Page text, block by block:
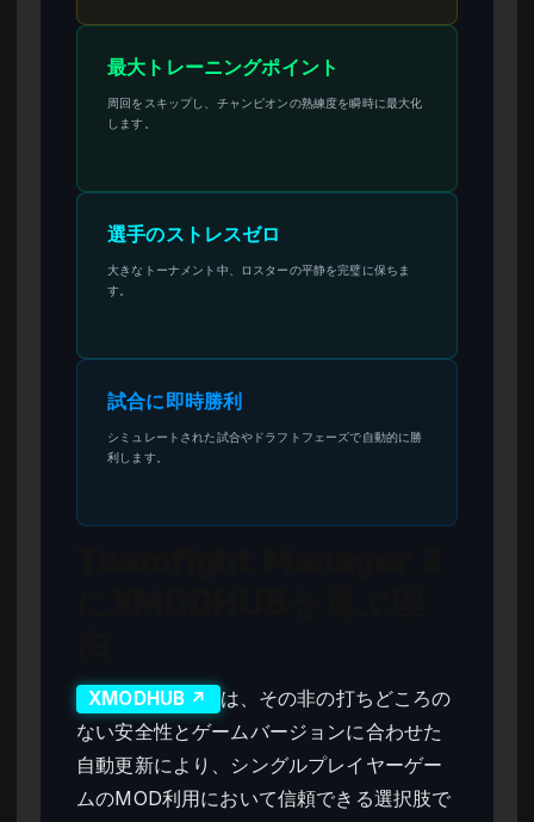
最大トレーニングポイント
周回をスキップし、チャンピオンの熟練度を瞬時に最大化
します。
選手のストレスゼロ
大きなトーナメント中、ロスターの平静を完璧に保ちま
す。
試合に即時勝利
シミュレートされた試合やドラフトフェーズで自動的に勝
利します。
XMODHUB ↗
は、その非の打ちどころの
ない安全性とゲームバージョンに合わせた
自動更新により、シングルプレイヤーゲー
ムのMOD利用において信頼できる選択肢で